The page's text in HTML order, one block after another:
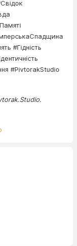
#Гідність
#PivtorakStudio